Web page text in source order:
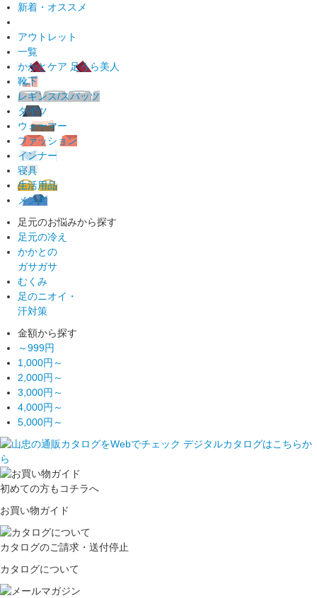
新着・オススメ
アウトレット
一覧
かかとケア 足うら美人
靴下
レギンス/スパッツ
タイツ
ウォーマー
ファッション
インナー
寝具
生活用品
メンズ
足元のお悩みから探す
足元の冷え
かかとの
ガサガサ
むくみ
足のニオイ・
汗対策
金額から探す
～999円
1,000円～
2,000円～
3,000円～
4,000円～
5,000円～
初めての方もコチラへ
お買い物ガイド
カタログのご請求・送付停止
カタログについて